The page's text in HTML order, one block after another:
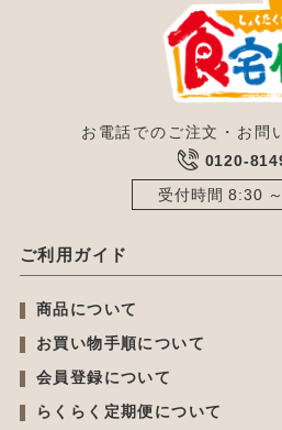
お電話でのご注文・お問
0120-
受付時間 8:30
ご利用ガイド
商品について
お買い物手順について
会員登録について
らくらく定期便について